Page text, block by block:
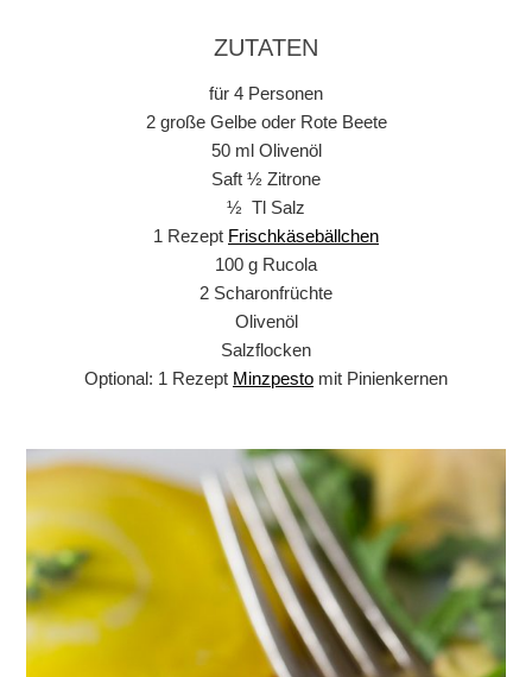
ZUTATEN
für 4 Personen
2 große Gelbe oder Rote Beete
50 ml Olivenöl
Saft ½ Zitrone
½ Tl Salz
1 Rezept Frischkäsebällchen
100 g Rucola
2 Scharonfrüchte
Olivenöl
Salzflocken
Optional: 1 Rezept Minzpesto mit Pinienkernen